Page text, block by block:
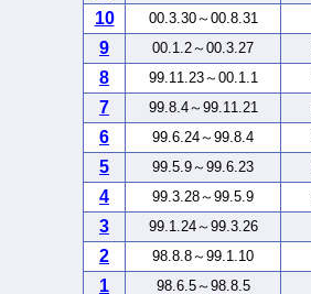
10 00.3.30～00.8.31
9 00.1.2～00.3.27
8 99.11.23～00.1.1
7 99.8.4～99.11.21
6 99.6.24～99.8.4
5 99.5.9～99.6.23
4 99.3.28～99.5.9
3 99.1.24～99.3.26
2 98.8.8～99.1.10
1 98.6.5～98.8.5